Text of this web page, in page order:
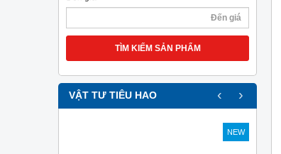
TÌM KIẾM SẢN PHẨM
VẬT TƯ TIÊU HAO
NEW
‹ ›